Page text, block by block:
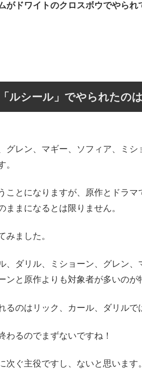
がドワイトのクロスボウでやられ
ルシール」でやられたの
グレン、マギー、ソフィア、ミ
。
ことになりますが、原作とドラ
まになるとは限りません。
みました。
、ダリル、ミショーン、グレン
ンと原作よりも対象者が多いのが
るのはリック、カール、ダリルで
わるのでまずないですね！
次ぐ主役ですし、ないと思います。